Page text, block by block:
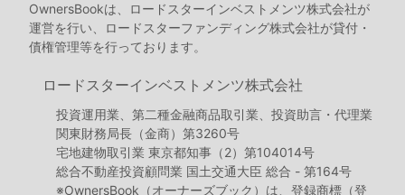
OwnersBookは、ロードスターインベストメンツ株式会社が
運営を行い、ロードスターファンディング株式会社が貸付・
債権管理等を行っております。
ロードスターインベストメンツ株式会社
投資運用業、第二種金融商品取引業、投資助言・代理業
関東財務局長（金商）第3260号
宅地建物取引業 東京都知事（2）第104014号
総合不動産投資顧問業 国土交通大臣 総合 - 第164号
※OwnersBook（オーナーズブック）は、登録商標（登